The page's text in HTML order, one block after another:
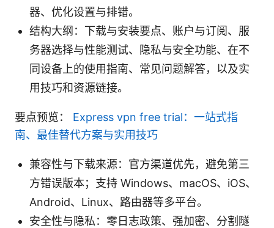
器、优化设置与排错。
结构大纲：下载与安装要点、账户与订阅、服
务器选择与性能测试、隐私与安全功能、在不
同设备上的使用指南、常见问题解答，以及实
用技巧和资源链接。
要点预览： Express vpn free trial：一站式指
南、最佳替代方案与实用技巧
兼容性与下载来源：官方渠道优先，避免第三
方错误版本；支持 Windows、macOS、iOS、
Android、Linux、路由器等多平台。
安全性与隐私：零日志政策、强加密、分割隧